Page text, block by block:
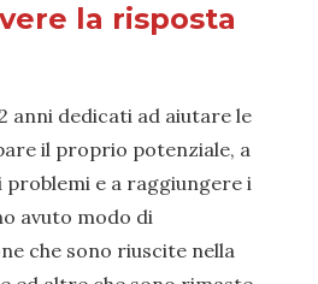
la risposta
anni dedicati ad aiutare le
il proprio potenziale, a
e a raggiungere i
avuto modo di
che sono riuscite nella